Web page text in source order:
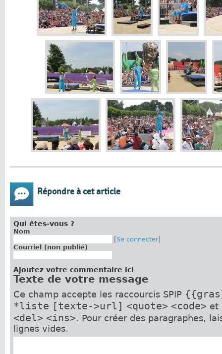
Répondre à cet article
Qui êtes-vous ?
Nom
[Se connecter]
Courriel (non publié)
Ajoutez votre commentaire ici
Texte de votre message
Ce champ accepte les raccourcis SPIP
*liste [texte->url] <quote> <code>et
<del> <ins>. Pour créer des paragraphes,
lignes vides.